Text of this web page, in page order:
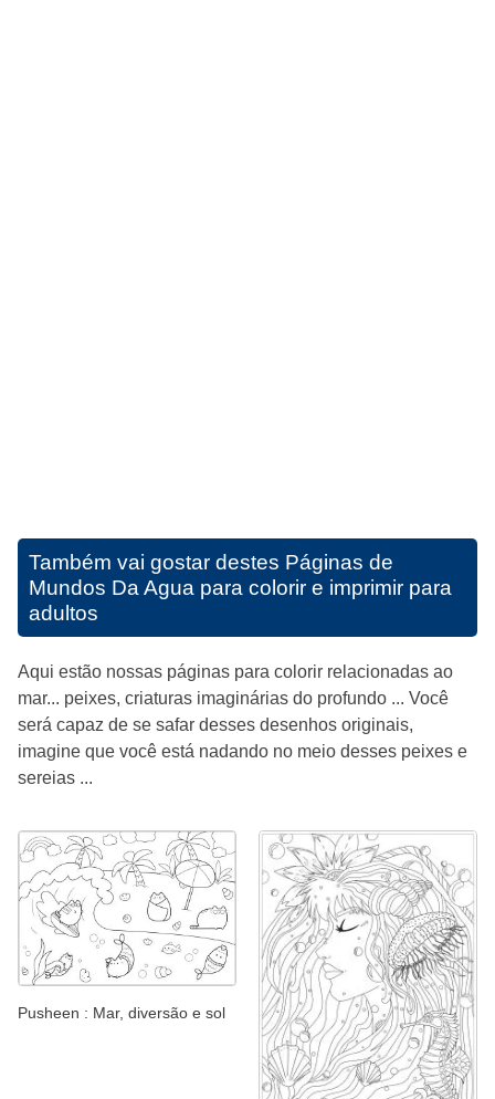
Também vai gostar destes Páginas de
Mundos Da Agua para colorir e imprimir para
adultos
Aqui estão nossas páginas para colorir relacionadas ao
mar... peixes, criaturas imaginárias do profundo ... Você
será capaz de se safar desses desenhos originais,
imagine que você está nadando no meio desses peixes e
sereias ...
Pusheen : Mar, diversão e sol